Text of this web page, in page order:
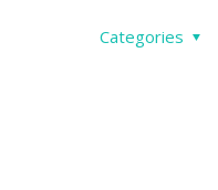
Categories